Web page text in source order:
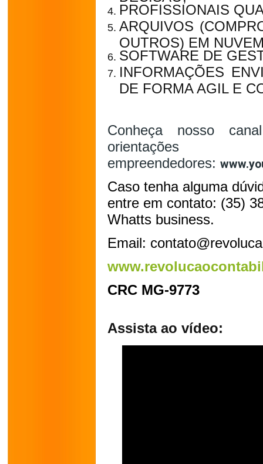
PROFISSIONAIS
ARQUIVOS
OUTROS) EM
SOFTWARE DE
INFORMAÇÕES
DE FORMA AGIL E
Conheça nosso
empreendedores:
Caso tenha alguma
entre em contato: (35)
Whatts business.
Email:
CRC MG-9773
Assista ao vídeo: